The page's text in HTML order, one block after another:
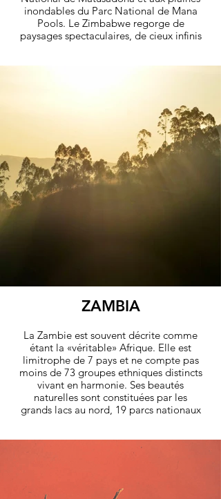
inondables du Parc National de Mana
Pools. Le Zimbabwe regorge de
paysages spectaculaires, de cieux infinis
ZAMBIA
La Zambie est souvent décrite comme
étant la «véritable» Afrique. Elle est
limitrophe de 7 pays et ne compte pas
moins de 73 groupes ethni­ques distincts
vivant en harmonie. Ses beautés
naturelles sont constituées par les
grands lacs au nord, 19 parcs nationaux
mondiale. En Zambie, on admire ces